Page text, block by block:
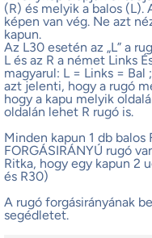
(R) és melyik a balos (L).
képen van vég. Ne azt
kapun.
Az L30 esetén az „L” a
L és az R a német Links
magyarul: L = Links = Bal
azt jelenti, hogy a rugó
hogy a kapu melyik
oldalán lehet R rugó is.
Minden kapun 1 db balos
FORGÁSIRÁNYÚ rugó
Ritka, hogy egy kapun 2
és R30)
A rugó forgásirányának
segédletet.